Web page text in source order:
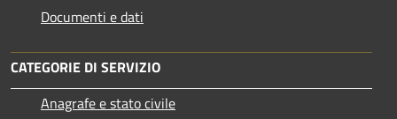
Documenti e dati
CATEGORIE DI SERVIZIO
Anagrafe e stato civile